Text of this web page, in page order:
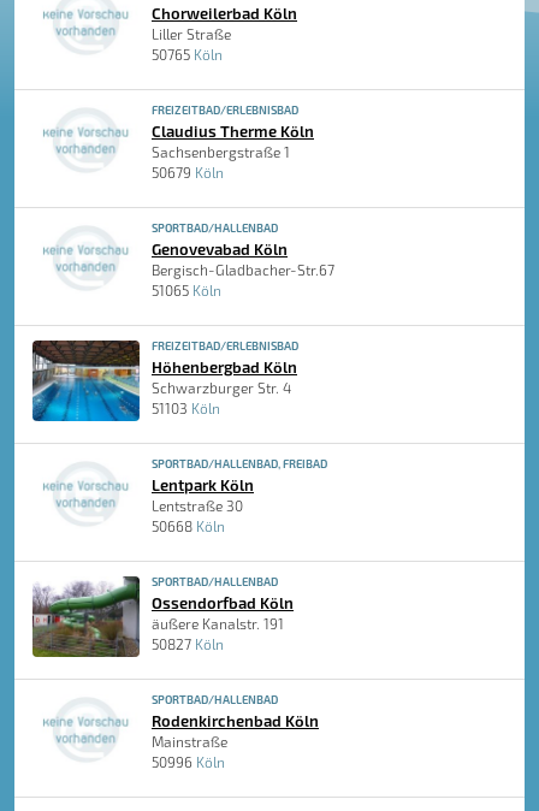
Chorweilerbad Köln
Liller Straße
50765 Köln
FREIZEITBAD/ERLEBNISBAD
Claudius Therme Köln
Sachsenbergstraße 1
50679 Köln
SPORTBAD/HALLENBAD
Genovevabad Köln
Bergisch-Gladbacher-Str.67
51065 Köln
FREIZEITBAD/ERLEBNISBAD
Höhenbergbad Köln
Schwarzburger Str. 4
51103 Köln
SPORTBAD/HALLENBAD, FREIBAD
Lentpark Köln
Lentstraße 30
50668 Köln
SPORTBAD/HALLENBAD
Ossendorfbad Köln
äußere Kanalstr. 191
50827 Köln
SPORTBAD/HALLENBAD
Rodenkirchenbad Köln
Mainstraße
50996 Köln